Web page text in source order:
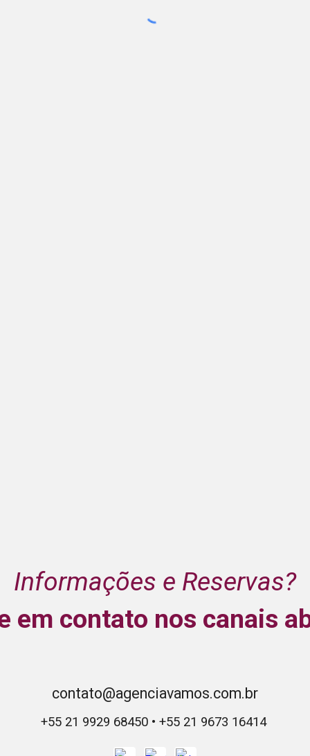
Informações e Reservas?
em contato nos canais
contato@agenciavamos.com.br
+55 21 9929 68450 • +55 21 9673 16414